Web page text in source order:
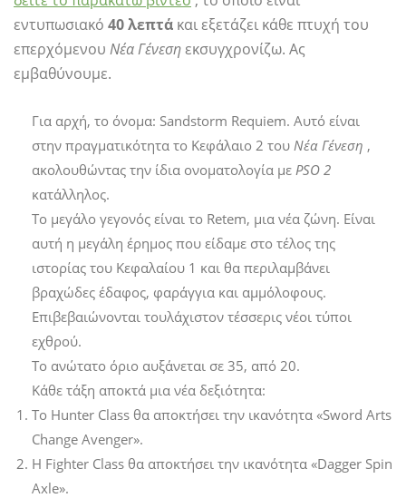
εντυπωσιακό 40 λεπτά και εξετάζει κάθε πτυχή του
επερχόμενου Νέα Γένεσηεκσυγχρονίζω. Ας
εμβαθύνουμε.
Για αρχή, το όνομα: Sandstorm Requiem. Αυτό είναι
στην πραγματικότητα το Κεφάλαιο 2 του Νέα Γένεση ,
ακολουθώντας την ίδια ονοματολογία με PSO 2
κατάλληλος.
Το μεγάλο γεγονός είναι το Retem, μια νέα ζώνη. Είναι
αυτή η μεγάλη έρημος που είδαμε στο τέλος της
ιστορίας του Κεφαλαίου 1 και θα περιλαμβάνει
βραχώδες έδαφος, φαράγγια και αμμόλοφους.
Επιβεβαιώνονται τουλάχιστον τέσσερις νέοι τύποι
εχθρού.
Το ανώτατο όριο αυξάνεται σε 35, από 20.
Κάθε τάξη αποκτά μια νέα δεξιότητα:
Το Hunter Class θα αποκτήσει την ικανότητα «Sword Arts
Change Avenger».
Η Fighter Class θα αποκτήσει την ικανότητα «Dagger Spin
Axle».